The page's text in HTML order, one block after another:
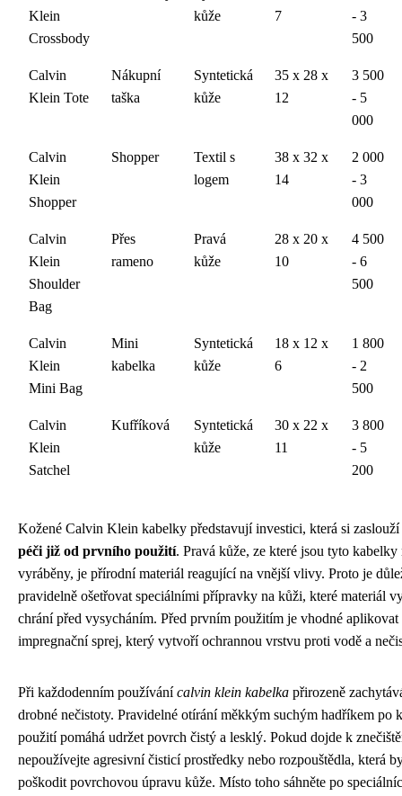
Klein
Crossbody
kůže
7
- 3
500
Calvin
Klein Tote
Nákupní
taška
Syntetická
kůže
35 x 28 x
12
3 500
- 5
000
Calvin
Klein
Shopper
Shopper
Textil s
logem
38 x 32 x
14
2 000
- 3
000
Calvin
Klein
Shoulder
Bag
Přes
rameno
Pravá
kůže
28 x 20 x
10
4 500
- 6
500
Calvin
Klein
Mini Bag
Mini
kabelka
Syntetická
kůže
18 x 12 x
6
1 800
- 2
500
Calvin
Klein
Satchel
Kufříková
Syntetická
kůže
30 x 22 x
11
3 800
- 5
200
Kožené Calvin Klein kabelky představují investici, která si zaslouží
péči již od prvního použití. Pravá kůže, ze které jsou tyto kabelky
vyráběny, je přírodní materiál reagující na vnější vlivy. Proto je
pravidelně ošetřovat speciálními přípravky na kůži, které materiál
chrání před vysycháním. Před prvním použitím je vhodné aplikovat
impregnační sprej, který vytvoří ochrannou vrstvu proti vodě a
Při každodenním používání calvin klein kabelka přirozeně
drobné nečistoty. Pravidelné otírání měkkým suchým hadříkem po
použití pomáhá udržet povrch čistý a lesklý. Pokud dojde k
nepoužívejte agresivní čisticí prostředky nebo rozpouštědla, která
poškodit povrchovou úpravu kůže. Místo toho sáhněte po